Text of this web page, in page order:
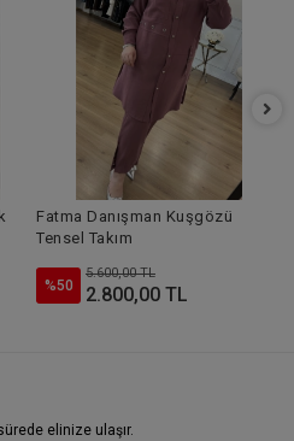
Fatma Danışman Kuşgözü
Tensel Takım
%50
5.600,00 TL
2.800,00 TL
elinize ulaşır.